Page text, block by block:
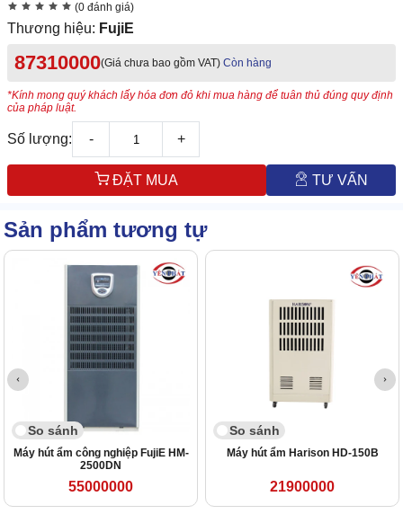
(0 đánh giá)
Thương hiệu: FujiE
87310000(Giá chưa bao gồm VAT) Còn hàng
*Kính mong quý khách lấy hóa đơn đỏ khi mua hàng để tuân thủ đúng quy định
của pháp luật.
Số lượng: - +
ĐẶT MUA TƯ VẤN
Sản phẩm tương tự
So sánh
Máy hút ẩm công nghiệp FujiE HM-
2500DN
55000000
So sánh
Máy hút ẩm Harison HD-150B
21900000